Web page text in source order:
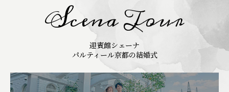
Scena Tour
迎賓館シェーナ
パルティール京都の結婚式